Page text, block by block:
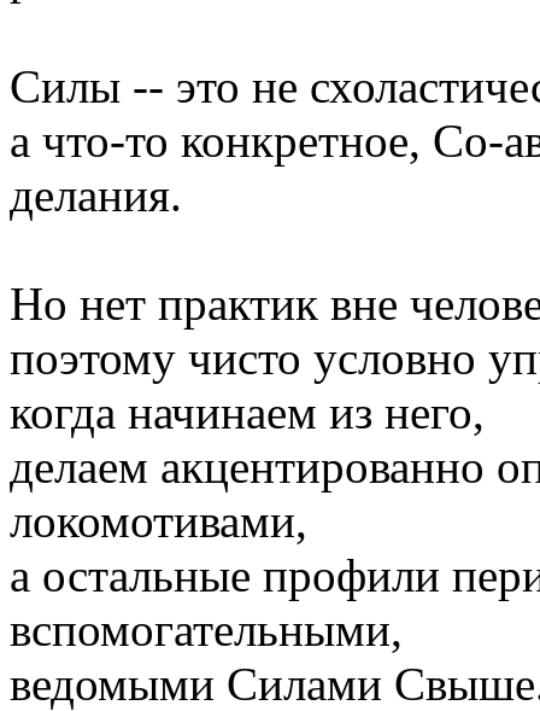
Силы -- это не
а что-то конкретное, Со-
делания.
Но нет практик вне
поэтому чисто условно
когда начинаем из него,
делаем акцентированно
локомотивами,
а остальные профили
вспомогательными,
ведомыми Силами